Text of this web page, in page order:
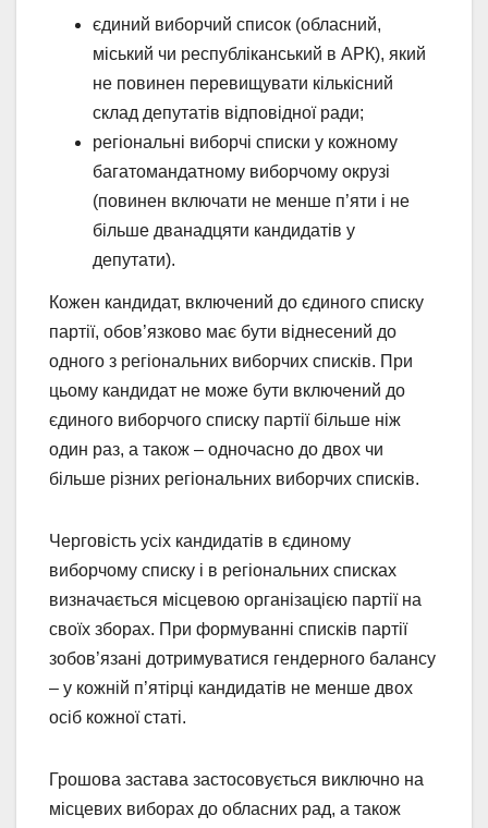
єдиний виборчий список (обласний,
міський чи республіканський в АРК), який
не повинен перевищувати кількісний
склад депутатів відповідної ради;
регіональні виборчі списки у кожному
багатомандатному виборчому окрузі
(повинен включати не менше п’яти і не
більше дванадцяти кандидатів у
депутати).
Кожен кандидат, включений до єдиного списку
партії, обов’язково має бути віднесений до
одного з регіональних виборчих списків. При
цьому кандидат не може бути включений до
єдиного виборчого списку партії більше ніж
один раз, а також – одночасно до двох чи
більше різних регіональних виборчих списків.
Черговість усіх кандидатів в єдиному
виборчому списку і в регіональних списках
визначається місцевою організацією партії на
своїх зборах. При формуванні списків партії
зобов’язані дотримуватися гендерного балансу
– у кожній п’ятірці кандидатів не менше двох
осіб кожної статі.
Грошова застава застосовується виключно на
місцевих виборах до обласних рад, а також